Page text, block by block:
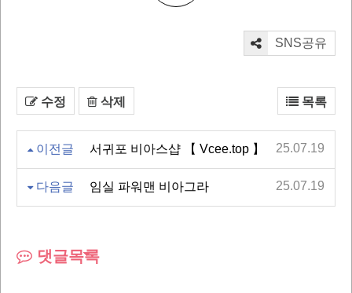
SNS공유
수정 삭제 목록
이전글 서귀포 비아스샵 【 Vcee.top 】 25.07.19
다음글 임실 파워맨 비아그라 25.07.19
댓글목록